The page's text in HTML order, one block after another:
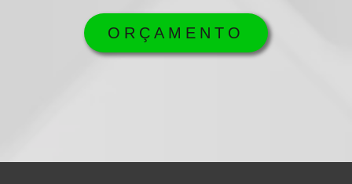
ORÇAMENTO